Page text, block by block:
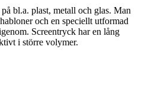
bl.a. plast, metall och glas. Man
och en speciellt utformad
Screentryck har en lång
i större volymer.